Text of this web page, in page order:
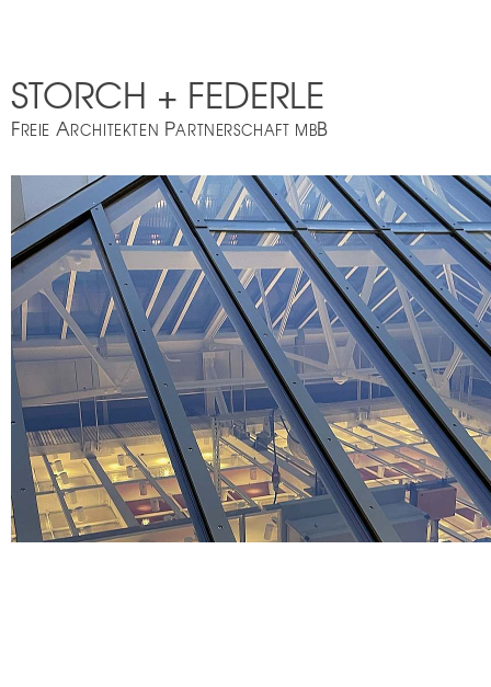
STORCH + FEDERLE
FREIE ARCHITEKTEN PARTNERSCHAFT MBB